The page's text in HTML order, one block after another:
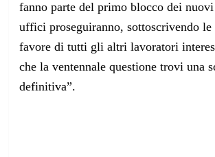
fanno parte del primo blocco dei
uffici proseguiranno, sottoscrivendo le
favore di tutti gli altri lavoratori
che la ventennale questione trovi una
definitiva”.